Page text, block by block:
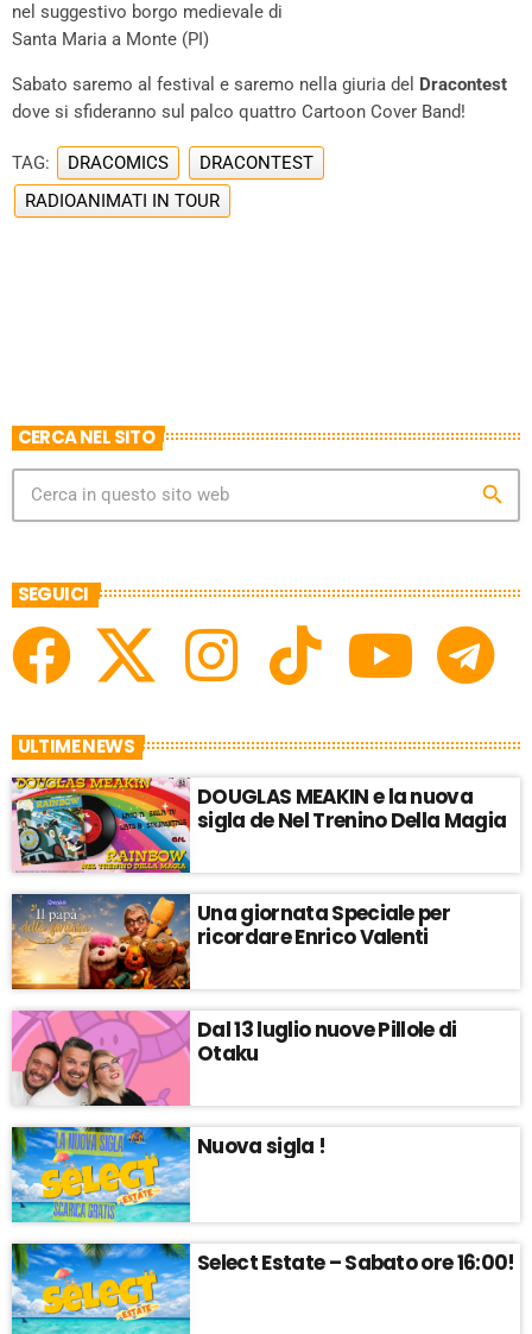
nel suggestivo borgo medievale di
Santa Maria a Monte (PI)
Sabato saremo al festival e saremo nella giuria del Dracontest
dove si sfideranno sul palco quattro Cartoon Cover Band!
TAG: DRACOMICS
DRACONTEST
RADIOANIMATI IN TOUR
CERCA NEL SITO
search
SEGUICI
ULTIME NEWS
DOUGLAS MEAKIN e la nuova
sigla de Nel Trenino Della Magia
Una giornata Speciale per
ricordare Enrico Valenti
Dal 13 luglio nuove Pillole di
Otaku
Nuova sigla !
Select Estate – Sabato ore 16:00!